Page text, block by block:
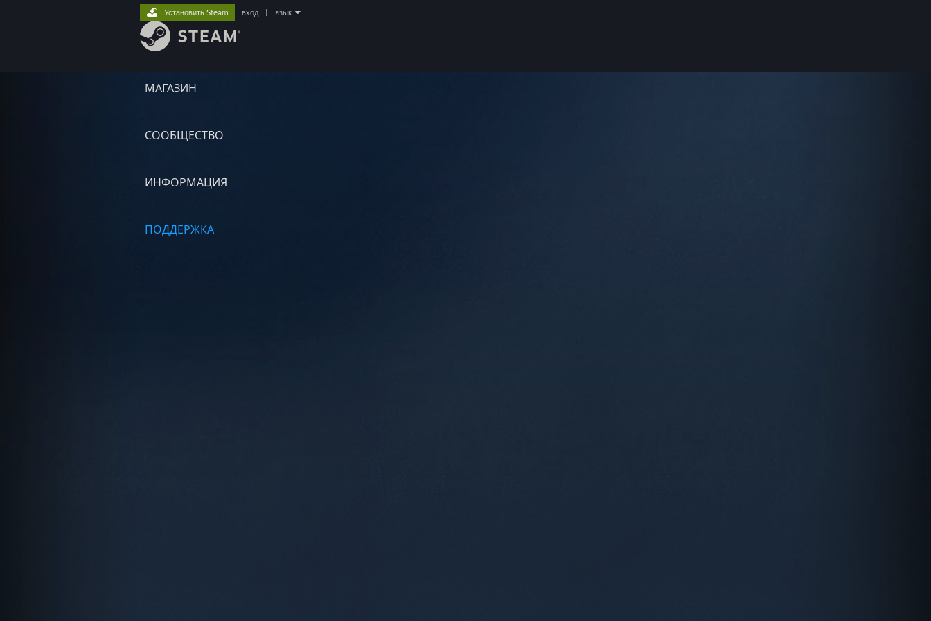
МАГАЗИН
СООБЩЕСТВО
ИНФОРМАЦИЯ
ПОДДЕРЖКА
Установить Steam вход язык